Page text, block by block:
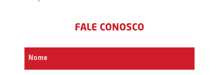
FALE CONOSCO